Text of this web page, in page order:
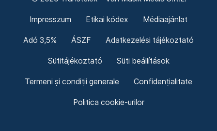
Impresszum Etikai kódex Médiaajánlat
Adó 3,5% ÁSZF Adatkezelési tájékoztató
Sütitájékoztató Süti beállítások
Termeni și condiții generale Confidențialitate
Politica cookie-urilor